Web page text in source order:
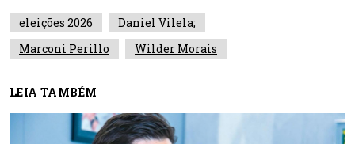
eleições 2026
Daniel Vilela;
Marconi Perillo
Wilder Morais
LEIA TAMBÉM